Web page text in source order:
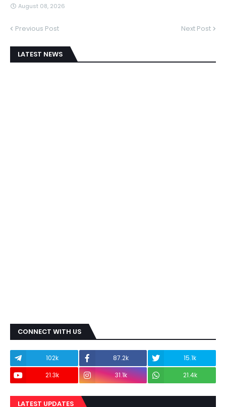
August 08, 2026
Previous Post Next Post
LATEST NEWS
CONNECT WITH US
102k 87.2k
15.1k
21.3k
31.1k 21.4k
LATEST UPDATES